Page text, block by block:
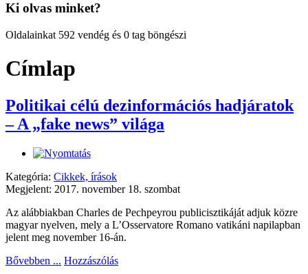
Ki olvas minket?
Oldalainkat 592 vendég és 0 tag böngészi
Címlap
Politikai célú dezinformációs hadjáratok
– A „fake news” világa
Kategória: Cikkek, írások
Megjelent: 2017. november 18. szombat
Az alábbiakban Charles de Pechpeyrou publicisztikáját adjuk közre
magyar nyelven, mely a L’Osservatore Romano vatikáni napilapban
jelent meg november 16-án.
Bővebben ... Hozzászólás